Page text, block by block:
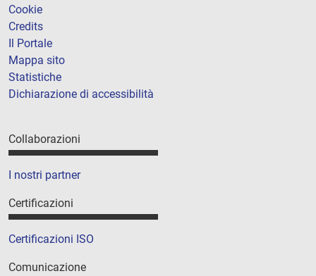
Cookie
Credits
Il Portale
Mappa sito
Statistiche
Dichiarazione di accessibilità
Collaborazioni
I nostri partner
Certificazioni
Certificazioni ISO
Comunicazione